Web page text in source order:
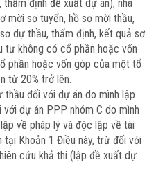
định đề xuất dự án); nhà
mời sơ tuyển, hồ sơ mời thầu,
dự thầu, thẩm định, kết quả sơ
tư không có cổ phần hoặc vốn
phần hoặc vốn góp của một tổ
từ 20% trở lên.
đối với dự án do mình lập
dự án PPP nhóm C do mình
về pháp lý và độc lập về tài
Khoản 1 Điều này, trừ đối với
cứu khả thi (lập đề xuất dự